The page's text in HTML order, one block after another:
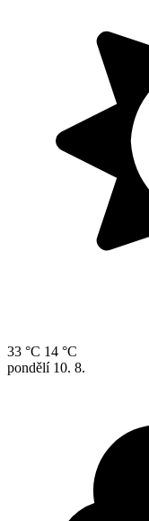
33 °C 14 °C
pondělí 10. 8.